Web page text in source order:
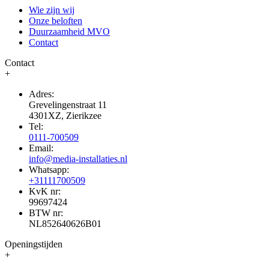
Wie zijn wij
Onze beloften
Duurzaamheid MVO
Contact
Contact
+
Adres:
Grevelingenstraat 11
4301XZ, Zierikzee
Tel:
0111-700509
Email:
info@media-installaties.nl
Whatsapp:
+31111700509
KvK nr:
99697424
BTW nr:
NL852640626B01
Openingstijden
+